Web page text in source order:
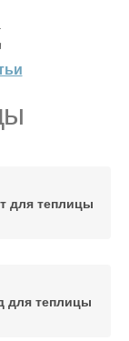
для теплицы
для теплицы